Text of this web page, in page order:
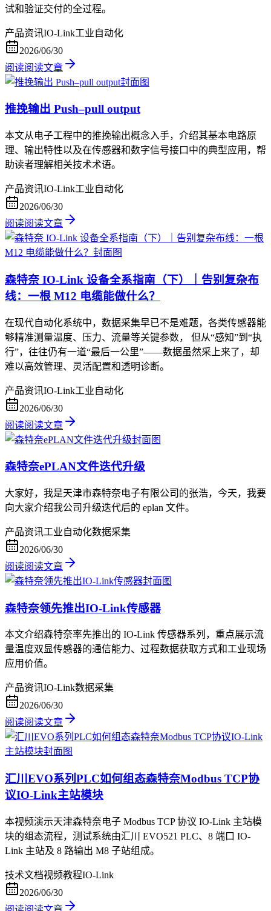
试和验证交付的全过程。
产品资讯IO-Link工业自动化
2026/06/30
阅读阅读文章
推挽输出 Push–pull output
本文从电子工程中的推挽输出概念入手，介绍其基本电路原
理、输出特性以及在传感器和数字信号接口中的典型应用，帮
助读者理解相关技术术语。
产品资讯IO-Link工业自动化
2026/06/30
阅读阅读文章
森特奈 IO-Link 设备全系指南（下）｜告别复杂布
线：一根 M12 电缆能做什么？
在现代自动化系统中，数据采集早已不是难题，各类传感器能
够精准测量温度、压力、流量等关键参数， 但从“感知”到“执
行”，往往仍有一道“最后一公里”——数据虽然采上来了，却
难以高效管理、灵活配置和透明诊断。
产品资讯IO-Link工业自动化
2026/06/30
阅读阅读文章
森特奈ePLAN文件迭代升级
大家好，我是天津市森特奈电子有限公司的张浩，今天，我要
向大家介绍我公司升级迭代后的 eplan 文件。
产品资讯工业自动化数据采集
2026/06/30
阅读阅读文章
森特奈领先推出IO-Link传感器
本文介绍森特奈率先推出的 IO-Link 传感器系列，重点展示流
量温度双显传感器的通信能力、过程数据获取方式和工业现场
应用价值。
产品资讯IO-Link数据采集
2026/06/30
阅读阅读文章
汇川EVO系列PLC如何组态森特奈Modbus TCP协
议IO-Link主站模块
本视频演示天津森特奈电子 Modbus TCP 协议 IO-Link 主站模
块的组态流程，测试系统由汇川 EVO521 PLC、8 端口 IO-
Link 主站及 8 路输出 M8 子站组成。
技术文档视频教程IO-Link
2026/06/30